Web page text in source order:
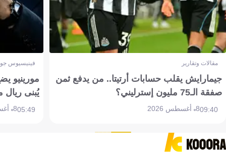
مقالات وتقارير
جيمارايش يقلب حسابات أرتيتا.. من يدفع ثمن
صفقة الـ75 مليون إسترليني؟
09:408 أغسطس 2026
فينيسيوس
مورينيو
يُبنى ريال
05:498 أغسطس 2026